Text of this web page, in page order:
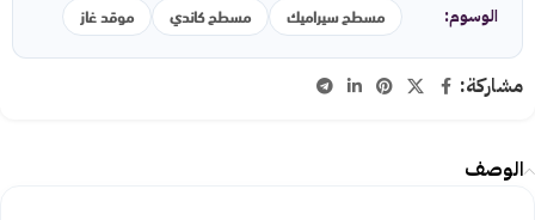
الوسوم: مسطح سيراميك مسطح كاندي موقد غاز
مشاركة:
الوصف